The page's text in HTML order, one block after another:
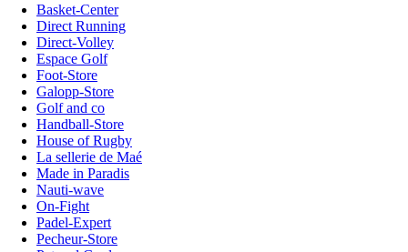
Basket-Center
Direct Running
Direct-Volley
Espace Golf
Foot-Store
Galopp-Store
Golf and co
Handball-Store
House of Rugby
La sellerie de Maé
Made in Paradis
Nauti-wave
On-Fight
Padel-Expert
Pecheur-Store